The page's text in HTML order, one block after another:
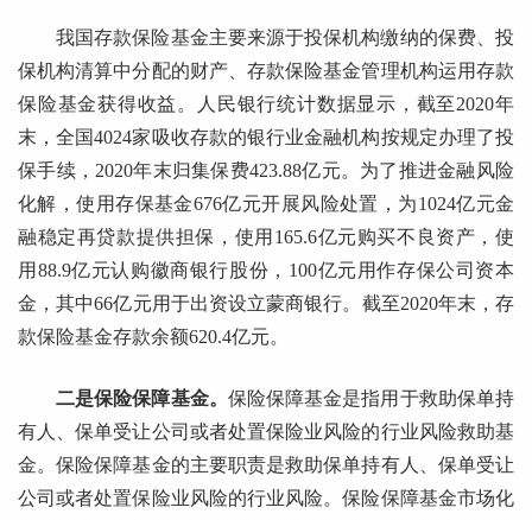
我国存款保险基金主要来源于投保机构缴纳的保费、投
保机构清算中分配的财产、存款保险基金管理机构运用存款
保险基金获得收益。人民银行统计数据显示，截至2020年
末，全国4024家吸收存款的银行业金融机构按规定办理了投
保手续，2020年末归集保费423.88亿元。为了推进金融风险
化解，使用存保基金676亿元开展风险处置，为1024亿元金
融稳定再贷款提供担保，使用165.6亿元购买不良资产，使
用88.9亿元认购徽商银行股份，100亿元用作存保公司资本
金，其中66亿元用于出资设立蒙商银行。截至2020年末，存
款保险基金存款余额620.4亿元。
二是保险保障基金。 保险保障基金是指用于救助保单持
有人、保单受让公司或者处置保险业风险的行业风险救助基
金。保险保障基金的主要职责是救助保单持有人、保单受让
公司或者处置保险业风险的行业风险。保险保障基金市场化